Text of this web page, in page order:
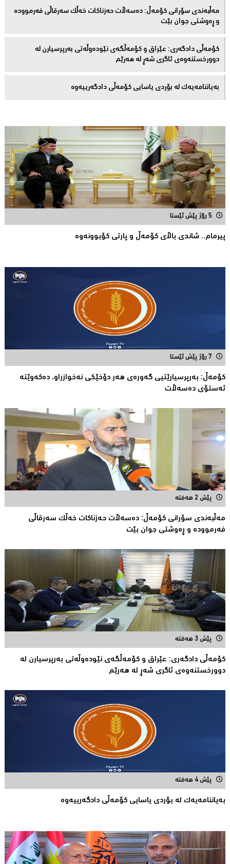
مەڵبەندى سۆرانى کۆمەڵ: دەسەڵات حەزناکات خەڵک سەرقاڵى فەرموودە
و ڕەوشتى جوان بێت
کۆمەڵى دادگەرى: عێراق و كۆمەڵگەی نێودەوڵەتی بەرپرسیارن لە
دوورخستنەوەى ئاگری شەڕ لە هەرێم
بەیاننامەیەک لە بۆردی یاسایی کۆمەڵی دادگەرییەوە
5 رۆژ پێش ئێستا
پیرمام.. شاندی باڵای كۆمه‌ڵ و پارتی كۆبوونه‌وه‌
7 رۆژ پێش ئێستا
كۆمەڵ: بەرپرسیارێتیی گەورەی هەر دۆخێکی نەخوازراو، دەكەوێتە
ئەستۆی دەسەڵات
پێش 2 هەفتە
مەڵبەندى سۆرانى کۆمەڵ: دەسەڵات حەزناکات خەڵک سەرقاڵى
فەرموودە و ڕەوشتى جوان بێت
پێش 3 هەفتە
کۆمەڵى دادگەرى: عێراق و كۆمەڵگەی نێودەوڵەتی بەرپرسیارن لە
دوورخستنەوەى ئاگری شەڕ لە هەرێم
پێش 4 هەفتە
بەیاننامەیەک لە بۆردی یاسایی کۆمەڵی دادگەرییەوە